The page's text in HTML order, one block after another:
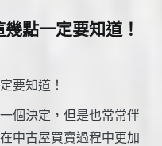
點一定要知道！
要知道！
個決定，但是也常常伴
中古屋買賣過程中更加